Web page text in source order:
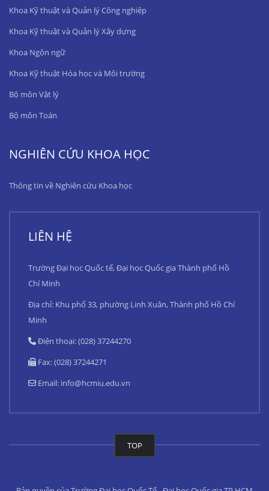
Khoa Kỹ thuật và Quản lý Công nghiệp
Khoa Kỹ thuật và Quản lý Xây dựng
Khoa Ngôn ngữ
Khoa Kỹ thuật Hóa học và Môi trường
Bộ môn Vật lý
Bộ môn Toán
NGHIÊN CỨU KHOA HỌC
Thông tin về Nghiên cứu Khoa học
LIÊN HỆ
Trường Đại học Quốc tế, Đại học Quốc gia Thành phố Hồ
Chí Minh
Địa chỉ: Khu phố 33, phường Linh Xuân, Thành phố Hồ Chí
Minh
Điện thoại: (028) 37244270
Fax: (028) 37244271
Email: info@hcmiu.edu.vn
TOP